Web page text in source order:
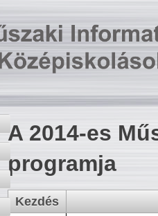
A 2014-es
programja
Kezdés